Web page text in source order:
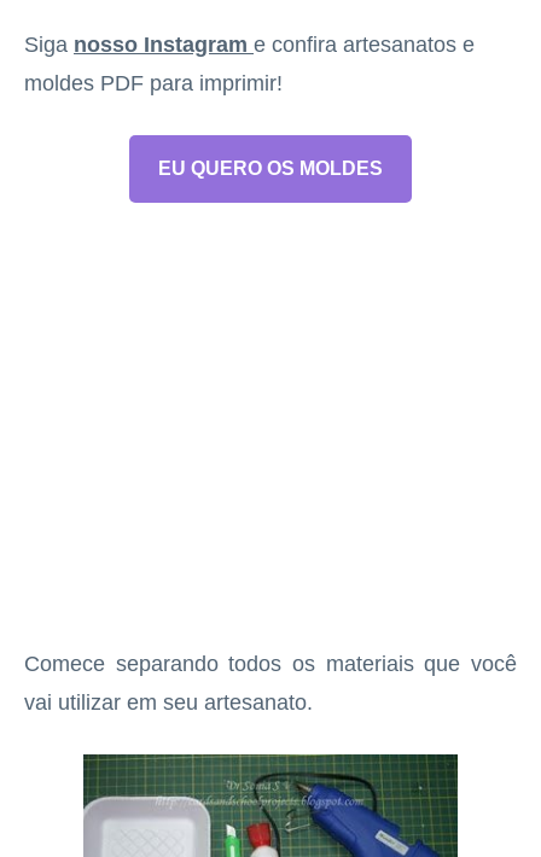
Siga nosso Instagram e confira artesanatos e
moldes PDF para imprimir!
EU QUERO OS MOLDES
Comece separando todos os materiais que você
vai utilizar em seu artesanato.